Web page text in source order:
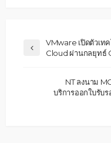
VMware เปิดตัวเท
Cloud ผ่านกลยุทธ์
NT ลงนาม
บริการออกใบรับ